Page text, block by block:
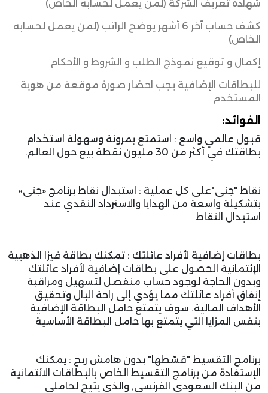
شهادة تعريف الشركة (لمن يعمل لحسابه الخاص)
كشف حساب آخر 6 أشهر يوضح الراتب (لمن يعمل لحسابه
الخاص)
إكمال و توقيع نموذج الطلب و الشروط و الأحكام
للبطاقات الإضافية يجب احضار صورة موقعة من هوية
المستخدم
الفوائد:
قبول عالمي واسع : استمتع بمرونة وسهولة استخدام
بطاقتك في أكثر من 30 مليون نقطة بيع حول العالم.
نقاط "جنى"على كل عملية : استبدال نقاط برنامج «جنى»
بتشكيلة واسعة من الهدايا والاسترداد النقدي عند
استبدال النقاط
بطاقات إضافية لأفراد عائلتك : تمكنك بطاقة فيزا الذهبية
الإئتمانية الحصول على بطاقات إضافية لأفراد عائلتك
وبدون الحاجة لوجود حساب منفصل لتسهيل ومراقبة
إنفاق أفراد عائلتك مما يؤدي إلى راحة البال وتحقيق
الأهداف المالية. سوف يتمتع حامل البطاقة الإضافية
بنفس المزايا التي يتمتع بها حامل البطاقة الأساسية
برنامج التقسيط "قسّطها" بدون هامش ربح : يمكنك
الإستفادة من برنامج التقسيط الخاص بالبطاقات الائتمانية
من البنك السعودي الفرنسي, والذي يتيح لحاملي